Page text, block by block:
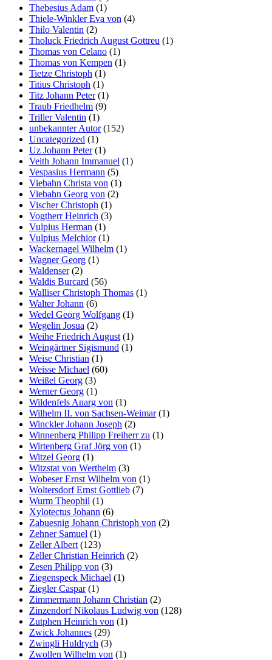
Thebesius Adam (1)
Thiele-Winkler Eva von (4)
Thilo Valentin (2)
Tholuck Friedrich August Gottreu (1)
Thomas von Celano (1)
Thomas von Kempen (1)
Tietze Christoph (1)
Titius Christoph (1)
Titz Johann Peter(1)
Traub Friedhelm (9)
Triller Valentin (1)
unbekannter Autor(152)
Uncategorized (1)
Uz Johann Peter(1)
Veith Johann Immanuel (1)
Vespasius Hermann (5)
Viebahn Christa von (1)
Viebahn Georg von (2)
Vischer Christoph (1)
Vogtherr Heinrich (3)
Vulpius Herman (1)
Vulpius Melchior(1)
Wackernagel Wilhelm (1)
Wagner Georg (1)
Waldenser(2)
Waldis Burcard (56)
Walliser Christoph Thomas (1)
Walter Johann (6)
Wedel Georg Wolfgang (1)
Wegelin Josua (2)
Weihe Friedrich August (1)
Weingärtner Sigismund (1)
Weise Christian (1)
Weisse Michael (60)
Weißel Georg (3)
Werner Georg (1)
Wildenfels Anarg von (1)
Wilhelm II. von Sachsen-Weimar(1)
Winckler Johann Joseph (2)
Winnenberg Philipp Freiherr zu (1)
Wirtenberg Graf Jörg von (1)
Witzel Georg (1)
Witzstat von Wertheim (3)
Wobeser Ernst Wilhelm von (1)
Woltersdorf Ernst Gottlieb (7)
Wurm Theophil (1)
Xylotectus Johann (6)
Zabuesnig Johann Christoph von (2)
Zehner Samuel (1)
Zeller Albert (123)
Zeller Christian Heinrich (2)
Zesen Philipp von (3)
Ziegenspeck Michael (1)
Ziegler Caspar(1)
Zimmermann Johann Christian (2)
Zinzendorf Nikolaus Ludwig von (128)
Zutphen Heinrich von (1)
Zwick Johannes (29)
Zwingli Huldrych (3)
Zwollen Wilhelm von (1)